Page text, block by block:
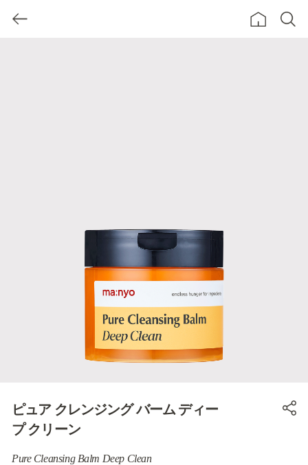
ピュア クレンジング バーム ディー
プ クリーン
Pure Cleansing Balm Deep Clean